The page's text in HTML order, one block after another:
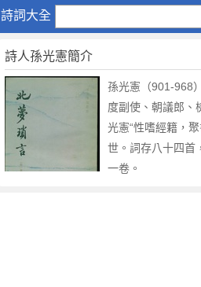
詩詞大全
孫
詩人孫光憲簡介
孫光憲（901-968
度副使、朝議郎、
光憲“性嗜經籍，
世。詞存八十四首
一卷。